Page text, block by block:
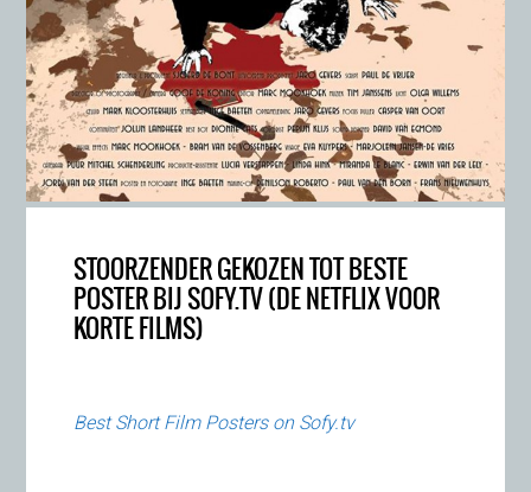
STOORZENDER GEKOZEN TOT BESTE
POSTER BIJ SOFY.TV (DE NETFLIX VOOR
KORTE FILMS)
Best Short Film Posters on Sofy.tv